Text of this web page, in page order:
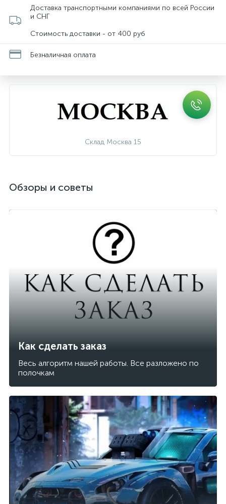
Доставка транспортными компаниями по всей России
и СНГ
Стоимость доставки - от 400 руб
Безналичная оплата
Склад Москва 15
Обзоры и советы
Как сделать заказ
Весь алгоритм нашей работы. Все разложено по
полочкам